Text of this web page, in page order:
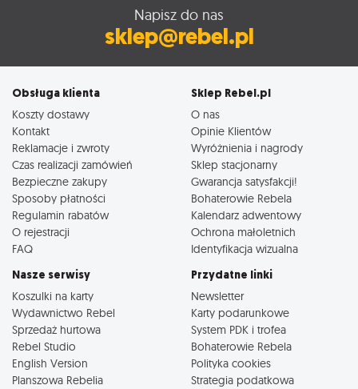
Napisz do nas
sklep@rebel.pl
Obsługa klienta
Koszty dostawy
Kontakt
Reklamacje i zwroty
Czas realizacji zamówień
Bezpieczne zakupy
Sposoby płatności
Regulamin rabatów
O rejestracji
FAQ
Sklep Rebel.pl
O nas
Opinie Klientów
Wyróżnienia i nagrody
Sklep stacjonarny
Gwarancja satysfakcji!
Bohaterowie Rebela
Kalendarz adwentowy
Ochrona małoletnich
Identyfikacja wizualna
Nasze serwisy
Koszulki na karty
Wydawnictwo Rebel
Sprzedaż hurtowa
Rebel Studio
English Version
Planszowa Rebelia
Przydatne linki
Newsletter
Karty podarunkowe
System PDK i trofea
Bohaterowie Rebela
Polityka cookies
Strategia podatkowa